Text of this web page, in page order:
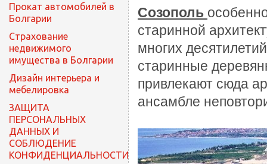
Прокат автомобилей в
Болгарии
Cтрахование
недвижимого
имущества в Болгарии
Дизайн интерьера и
мебелировка
ЗАЩИТА
ПЕРСОНАЛЬНЫХ
ДАННЫХ И
СОБЛЮДЕНИЕ
КОНФИДЕНЦИАЛЬНОСТИ
Созополь
старинной
многих
старинные
привлекают сюда
ансамбле